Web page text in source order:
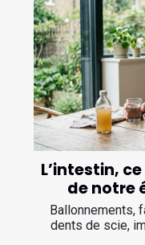
L’intestin,
de notre
Ballonnements,
dents de scie,